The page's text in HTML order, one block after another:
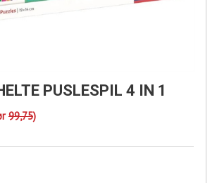
PUSLESPIL 4 IN 1
99,75)